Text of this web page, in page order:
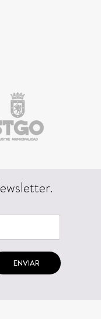
ENVIAR